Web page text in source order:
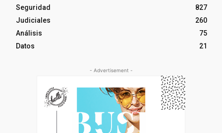
Seguridad
827
Judiciales
260
Análisis
75
Datos
21
- Advertisement -